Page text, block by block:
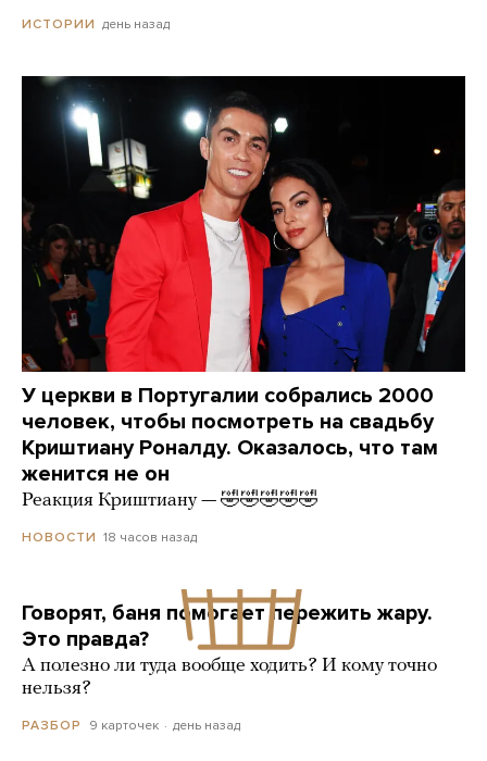
ИСТОРИИ день назад
У церкви в Португалии собрались 2000
человек, чтобы посмотреть на свадьбу
Криштиану Роналду. Оказалось, что там
женится не он
Реакция Криштиану — 🤣🤣🤣🤣🤣
НОВОСТИ 18 часов назад
Говорят, баня помогает пережить жару.
Это правда?
А полезно ли туда вообще ходить? И кому точно
нельзя?
РАЗБОР 9 карточек день назад